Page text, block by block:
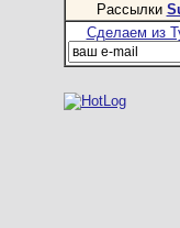
Рассылки
Сделаем из